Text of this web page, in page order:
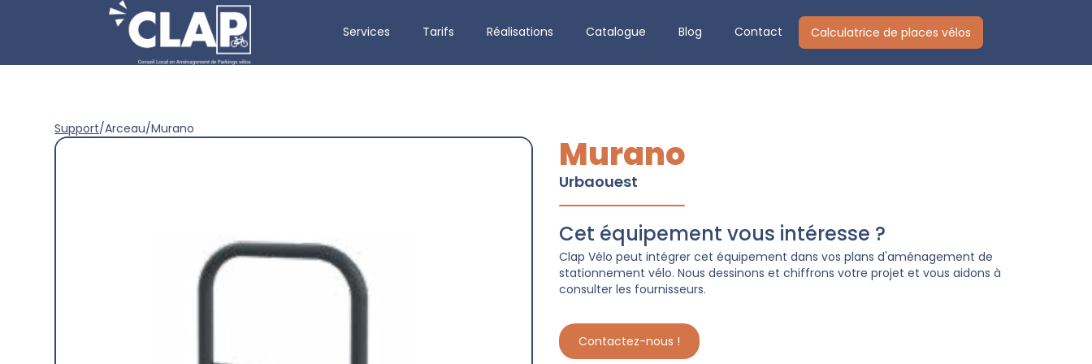
Services Tarifs Réalisations Catalogue Blog Contact Calculatrice de places vélos
Support/Arceau/Murano
Murano
Urbaouest
Cet équipement vous intéresse ?
Clap Vélo peut intégrer cet équipement dans vos plans d'aménagement de
stationnement vélo. Nous dessinons et chiffrons votre projet et vous aidons à
consulter les fournisseurs.
Contactez-nous !